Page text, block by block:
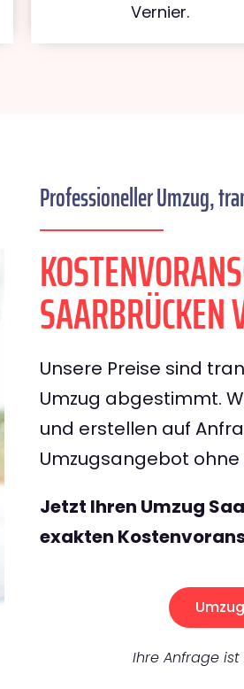
Vernier.
Professioneller Umzug,
SAARBRÜCKEN
Unsere Preise sind
Umzug abgestimmt.
und erstellen auf
Umzugsangebot
Jetzt Ihren Umzug
exakten
Ihre Anfrage ist